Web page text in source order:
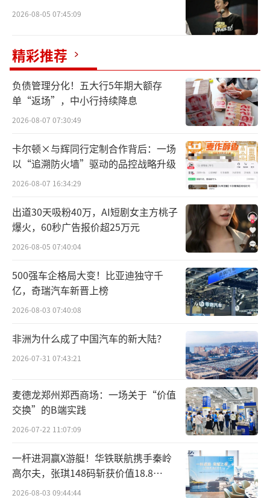
2026-08-05 07:45:09
精彩推荐
负债管理分化！五大行5年期大额存
单“返场”，中小行持续降息
2026-08-07 07:30:49
卡尔顿×与辉同行定制合作背后：一场
以“追溯防火墙”驱动的品控战略升级
2026-08-07 16:34:29
出道30天吸粉40万，AI短剧女主方桃子
爆火，60秒广告报价超25万元
2026-08-05 07:40:04
500强车企格局大变！比亚迪独守千
亿，奇瑞汽车新晋上榜
2026-08-03 07:40:08
非洲为什么成了中国汽车的新大陆？
2026-07-31 07:43:21
麦德龙郑州郑西商场：一场关于“价值
交换”的B端实践
2026-07-22 11:07:09
一杆进洞赢X游艇！华铁联航携手秦岭
高尔夫，张琪148码斩获价值18.8
万“十年豪华新能源智能游艇出海权
2026-08-03 09:44:44